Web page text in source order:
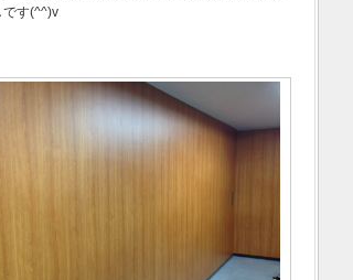
です(^^)v